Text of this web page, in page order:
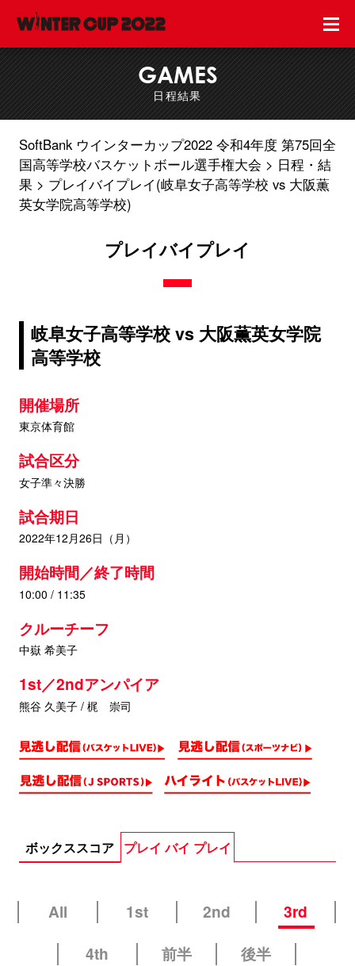
GAMES
日程結果
SoftBank ウインターカップ2022 令和4年度 第75回全
国高等学校バスケットボール選手権大会
日程・結
果
プレイバイプレイ(岐阜女子高等学校 vs 大阪薫
英女学院高等学校)
プレイバイプレイ
岐阜女子高等学校 vs 大阪薫英女学院
高等学校
開催場所
東京体育館
試合区分
女子準々決勝
試合期日
2022年12月26日（月）
開始時間／終了時間
10:00 / 11:35
クルーチーフ
中嶽 希美子
1st／2ndアンパイア
熊谷 久美子 / 梶 崇司
ボックススコア プレイ バイ プレイ
All 1st 2nd
3rd
4th
前半 後半